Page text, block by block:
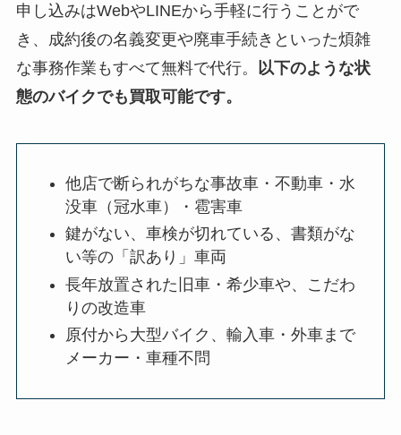
申し込みはWebやLINEから手軽に行うことがで
き、成約後の名義変更や廃車手続きといった煩雑
な事務作業もすべて無料で代行。
以下のような状
態のバイクでも買取可能です。
他店で断られがちな事故車・不動車・水
没車（冠水車）・雹害車
鍵がない、車検が切れている、書類がな
い等の「訳あり」車両
長年放置された旧車・希少車や、こだわ
りの改造車
原付から大型バイク、輸入車・外車まで
メーカー・車種不問